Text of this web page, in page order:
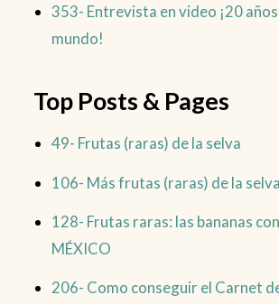
353- Entrevista en video ¡20
mundo!
Top Posts & Pages
49- Frutas (raras) de la selva
106- Más frutas (raras) de la
128- Frutas raras: las bananas
MÉXICO
206- Como conseguir el Carnet